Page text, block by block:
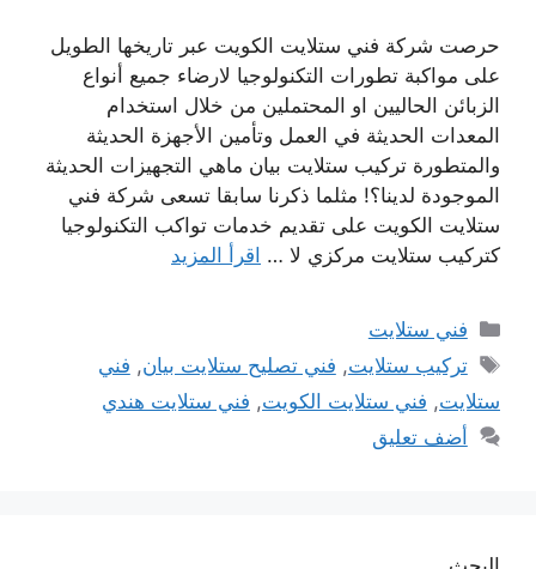
حرصت شركة فني ستلايت الكويت عبر تاريخها الطويل
على مواكبة تطورات التكنولوجيا لارضاء جميع أنواع
الزبائن الحاليين او المحتملين من خلال استخدام
المعدات الحديثة في العمل وتأمين الأجهزة الحديثة
والمتطورة تركيب ستلايت بيان ماهي التجهيزات الحديثة
الموجودة لدينا؟! مثلما ذكرنا سابقا تسعى شركة فني
ستلايت الكويت على تقديم خدمات تواكب التكنولوجيا
كتركيب ستلايت مركزي لا … اقرأ المزيد
التصنيفات
فني ستلايت
الوسوم
تركيب ستلايت, فني تصليح ستلايت بيان, فني
ستلايت, فني ستلايت الكويت, فني ستلايت هندي
أضف تعليق